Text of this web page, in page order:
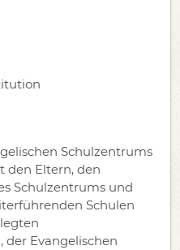
Schulzentrums
den Eltern, den
Schulzentrums und
Schulen
Evangelischen